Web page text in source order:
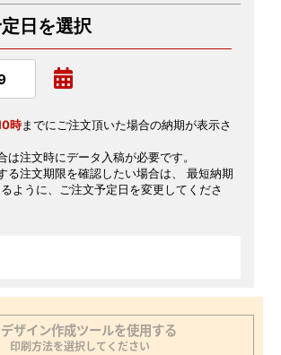
日を選択
時までにご注文頂いた場合の納期が表示さ
は注文時にデータ入稿が必要です。
る注文期限を確認したい場合は、 最短納期
ように、ご注文予定日を変更してくださ
デザイン作成ツールを使用する
印刷方法を選択してください